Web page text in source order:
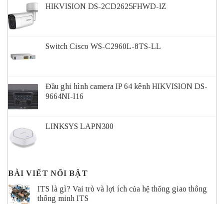
HIKVISION DS-2CD2625FHWD-IZ
Switch Cisco WS-C2960L-8TS-LL
Đầu ghi hình camera IP 64 kênh HIKVISION DS-
9664NI-I16
LINKSYS LAPN300
BÀI VIẾT NỔI BẬT
ITS là gì? Vai trò và lợi ích của hệ thống giao thông
thông minh ITS